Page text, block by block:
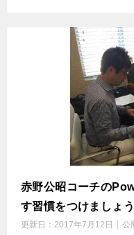
赤野公昭コーチの
す習慣をつけましょう
更新日： 2017年7月12日 公